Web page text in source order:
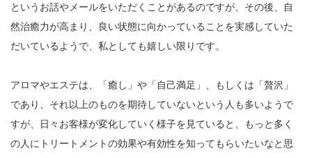
というお話やメールをいただくことがあるのですが、その後、自
然治癒力が高まり、良い状態に向かっていることを実感していた
だいているようで、私としても嬉しい限りです。
アロマやエステは、「癒し」や「自己満足」、もしくは「贅沢」
であり、それ以上のものを期待していないという人も多いようで
すが、日々お客様が変化していく様子を見ていると、もっと多く
の人にトリートメントの効果や有効性を知ってもらいたいなと思